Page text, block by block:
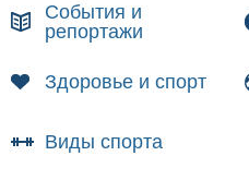
События и
репортажи
Здоровье и спорт
Виды спорта